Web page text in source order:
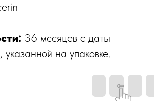
36 месяцев с даты
указанной на упаковке.